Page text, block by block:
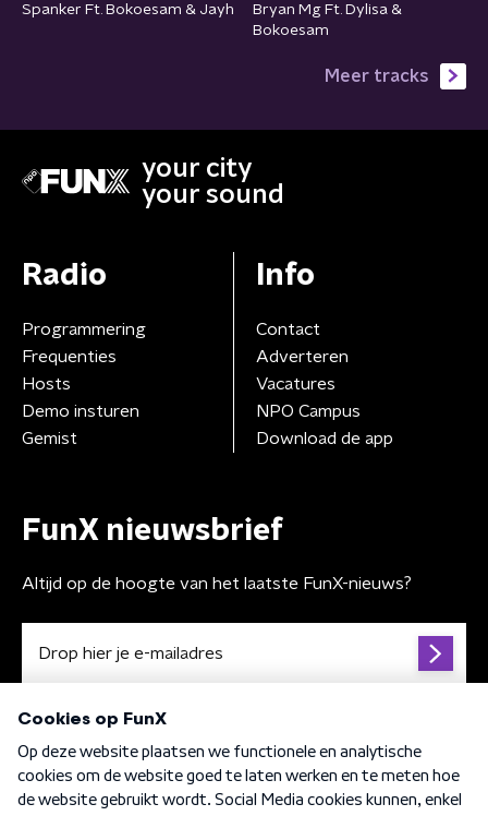
Spanker Ft. Bokoesam & Jayh
Bryan Mg Ft. Dylisa &
Bokoesam
Meer tracks
your city
your sound
Radio
Programmering
Frequenties
Hosts
Demo insturen
Gemist
Info
Contact
Adverteren
Vacatures
NPO Campus
Download de app
FunX nieuwsbrief
Altijd op de hoogte van het laatste FunX-nieuws?